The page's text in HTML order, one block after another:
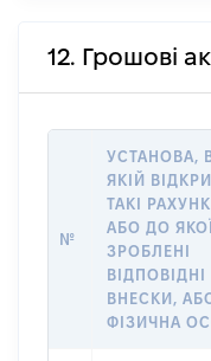
12. Грошові
№
УСТАНОВА,
ЯКІЙ
ТАКІ
АБО ДО ЯКОЇ
ЗРОБЛЕНІ
ВІДПОВІДНІ
ВНЕСКИ,
ФІЗИЧНА